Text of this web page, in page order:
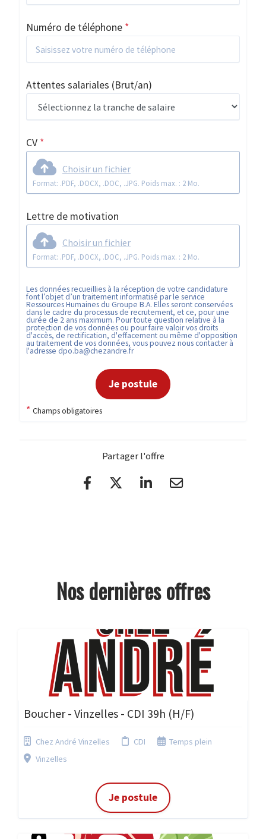
Numéro de téléphone *
Attentes salariales (Brut/an)
CV *
Choisir un fichier
Format: .PDF, .DOCX, .DOC, .JPG. Poids max. : 2 Mo.
Lettre de motivation
Choisir un fichier
Format: .PDF, .DOCX, .DOC, .JPG. Poids max. : 2 Mo.
Les données recueillies à la réception de votre candidature
font l’objet d’un traitement informatisé par le service
Ressources Humaines du Groupe B.A. Elles seront conservées
dans le cadre du processus de recrutement, et ce, pour une
durée de 2 ans maximum. Pour toute question relative à la
protection de vos données ou pour faire valoir vos droits
d'accès, de rectification, d'effacement ou même d'opposition
au traitement de vos données, vous pouvez nous contacter à
l'adresse dpo.ba@chezandre.fr
Je postule
* Champs obligatoires
Partager l'offre
Nos dernières offres
Boucher - Vinzelles - CDI 39h (H/F)
Chez André Vinzelles CDI
Temps plein
Vinzelles
Je postule